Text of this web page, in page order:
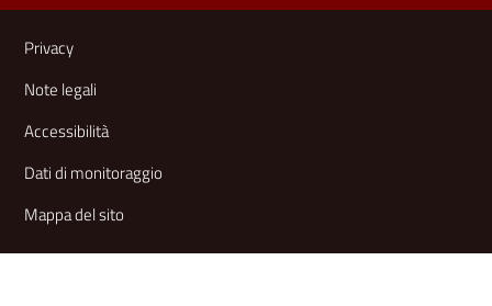
Link e informazioni utili
Privacy
Note legali
Accessibilità
Dati di monitoraggio
Mappa del sito